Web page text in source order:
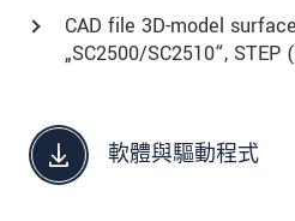
CAD file 3D-model
„SC2500/SC2510“, STEP (
軟體與驅動程式